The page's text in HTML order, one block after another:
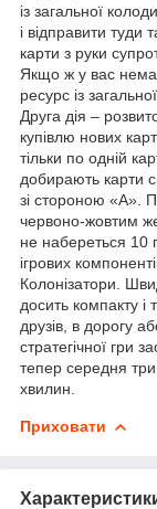
із загальної
і відправити туди
карти з руки
Якщо ж у вас
ресурс із
Друга дія –
купівлю нових
тільки по одній
добирають карти
зі стороною «А».
червоно-жовтим
не набереться 10
ігрових
Колонізатори.
досить компакту і
друзів, в дорогу
стратегічної гри
тепер середня
хвилин.
Приховати